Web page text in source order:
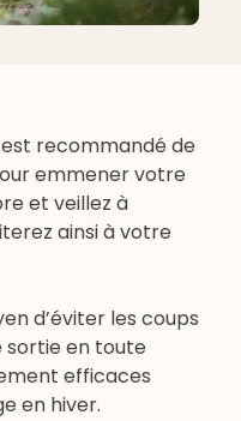
est recommandé de
emmener votre
et veillez à
ainsi à votre
d’éviter les coups
sortie en toute
efficaces
en hiver.